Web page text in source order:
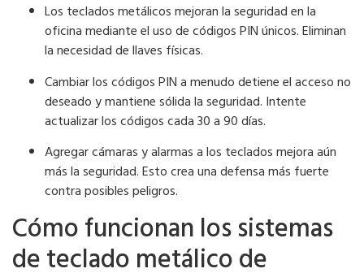
Los teclados metálicos mejoran la seguridad en la
oficina mediante el uso de códigos PIN únicos. Eliminan
la necesidad de llaves físicas.
Cambiar los códigos PIN a menudo detiene el acceso no
deseado y mantiene sólida la seguridad. Intente
actualizar los códigos cada 30 a 90 días.
Agregar cámaras y alarmas a los teclados mejora aún
más la seguridad. Esto crea una defensa más fuerte
contra posibles peligros.
Cómo funcionan los sistemas
de teclado metálico de